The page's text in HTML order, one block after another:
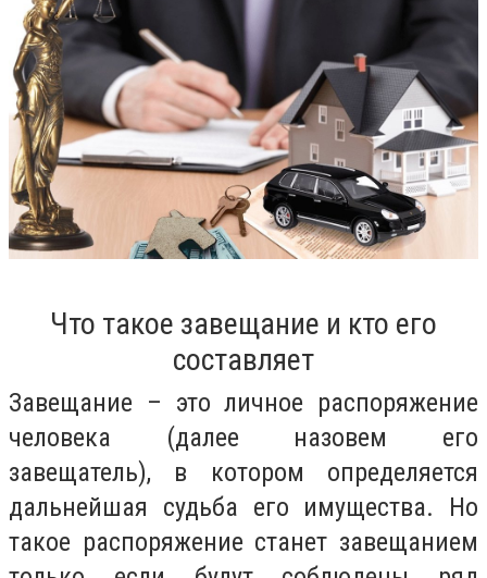
Что такое завещание и кто его
составляет
Завещание – это личное распоряжение
человека (далее назовем его
завещатель), в котором определяется
дальнейшая судьба его имущества. Но
такое распоряжение станет завещанием